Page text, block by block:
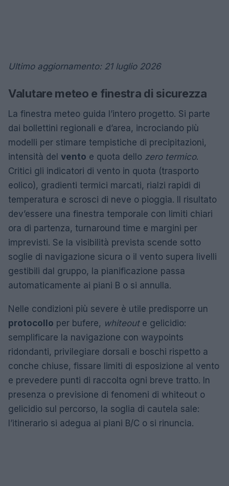
Ultimo aggiornamento: 21 luglio 2026
Valutare meteo e finestra di sicurezza
La finestra meteo guida l’intero progetto. Si parte
dai bollettini regionali e d’area, incrociando più
modelli per stimare tempistiche di precipitazioni,
intensità del vento e quota dello zero termico.
Critici gli indicatori di vento in quota (trasporto
eolico), gradienti termici marcati, rialzi rapidi di
temperatura e scrosci di neve o pioggia. Il risultato
dev’essere una finestra temporale con limiti chiari
ora di partenza, turnaround time e margini per
imprevisti. Se la visibilità prevista scende sotto
soglie di navigazione sicura o il vento supera livelli
gestibili dal gruppo, la pianificazione passa
automaticamente ai piani B o si annulla.
Nelle condizioni più severe è utile predisporre un
protocollo per bufere, whiteoute gelicidio:
semplificare la navigazione con waypoints
ridondanti, privilegiare dorsali e boschi rispetto a
conche chiuse, fissare limiti di esposizione al vento
e prevedere punti di raccolta ogni breve tratto. In
presenza o previsione di fenomeni di whiteout o
gelicidio sul percorso, la soglia di cautela sale:
l’itinerario si adegua ai piani B/C o si rinuncia.